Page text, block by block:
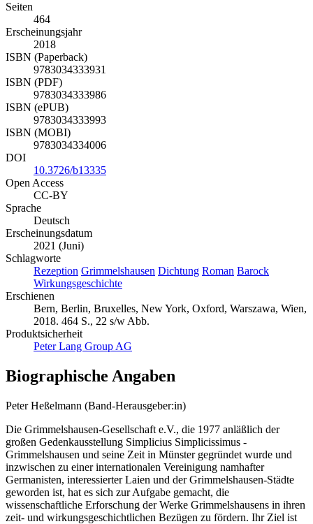
Seiten
464
Erscheinungsjahr
2018
ISBN (Paperback)
9783034333931
ISBN (PDF)
9783034333986
ISBN (ePUB)
9783034333993
ISBN (MOBI)
9783034334006
DOI
10.3726/b13335
Open Access
CC-BY
Sprache
Deutsch
Erscheinungsdatum
2021 (Juni)
Schlagworte
Rezeption Grimmelshausen Dichtung Roman Barock
Wirkungsgeschichte
Erschienen
Bern, Berlin, Bruxelles, New York, Oxford, Warszawa, Wien,
2018. 464 S., 22 s/w Abb.
Produktsicherheit
Peter Lang Group AG
Biographische Angaben
Peter Heßelmann (Band-Herausgeber:in)
Die Grimmelshausen-Gesellschaft e.V., die 1977 anläßlich der
großen Gedenkausstellung Simplicius Simplicissimus -
Grimmelshausen und seine Zeit in Münster gegründet wurde und
inzwischen zu einer internationalen Vereinigung namhafter
Germanisten, interessierter Laien und der Grimmelshausen-Städte
geworden ist, hat es sich zur Aufgabe gemacht, die
wissenschaftliche Erforschung der Werke Grimmelshausens in ihren
zeit- und wirkungsgeschichtlichen Bezügen zu fördern. Ihr Ziel ist